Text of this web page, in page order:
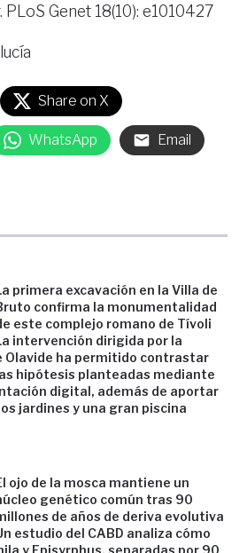
primera excavación en la Villa de
confirma la monumentalidad
este complejo romano de Tívoli
intervención dirigida por la
Olavide ha permitido contrastar
hipótesis planteadas mediante
digital, además de aportar
jardines y una gran piscina
ojo de la mosca mantiene un
genético común tras 90
de años de deriva evolutiva
estudio del CABD analiza cómo
Genet 18(10): e1010427
Share on X
WhatsApp Email